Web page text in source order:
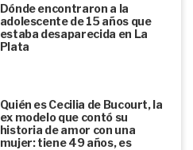
Dónde encontraron a la
adolescente de 15 años que
estaba desaparecida en La
Plata
Quién es Cecilia de Bucourt, la
ex modelo que contó su
historia de amor con una
mujer: tiene 49 años, es